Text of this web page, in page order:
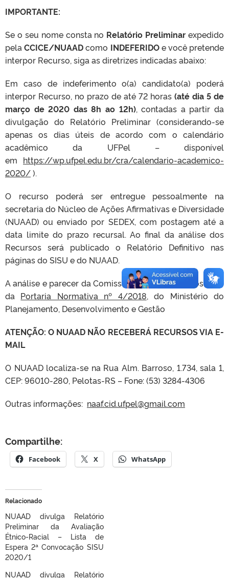
IMPORTANTE:
Se o seu nome consta no Relatório Preliminar expedido
pelaCCICE/NUAADcomo INDEFERIDOe você pretende
interpor Recurso, siga as diretrizes indicadas abaixo:
Em caso de indeferimento o(a) candidato(a) poderá
interpor Recurso, no prazo de até 72 horas (até dia 5 de
março de 2020 das 8h ao 12h), contadas a partir da
divulgação do Relatório Preliminar (considerando-se
apenas os dias úteis de acordo com o calendário
acadêmico da UFPel – disponível
em https://wp.ufpel.edu.br/cra/calendario-academico-
2020/).
O recurso poderá ser entregue pessoalmente na
secretaria do Núcleo de Ações Afirmativas e Diversidade
(NUAAD) ou enviado por SEDEX, com postagem até a
data limite do prazo recursal. Ao final da análise dos
Recursos será publicado o Relatório Definitivo nas
páginas do SISU e do NUAAD.
A análise e parecer da Comissão seguem as disposições
da Portaria Normativa nº 4/2018, do Ministério do
Planejamento, Desenvolvimento e Gestão
ATENÇÃO: O NUAAD NÃO RECEBERÁ RECURSOS VIA E-
MAIL
O NUAAD localiza-se na Rua Alm. Barroso, 1.734, sala 1,
CEP: 96010-280, Pelotas-RS – Fone: (53) 3284-4306
Outras informações: naaf.cid.ufpel@gmail.com
Compartilhe:
Facebook X WhatsApp
Relacionado
NUAAD divulga Relatório
Preliminar da Avaliação
Étnico-Racial – Lista de
Espera 2ª Convocação SISU
2020/1
NUAAD divulga Relatório